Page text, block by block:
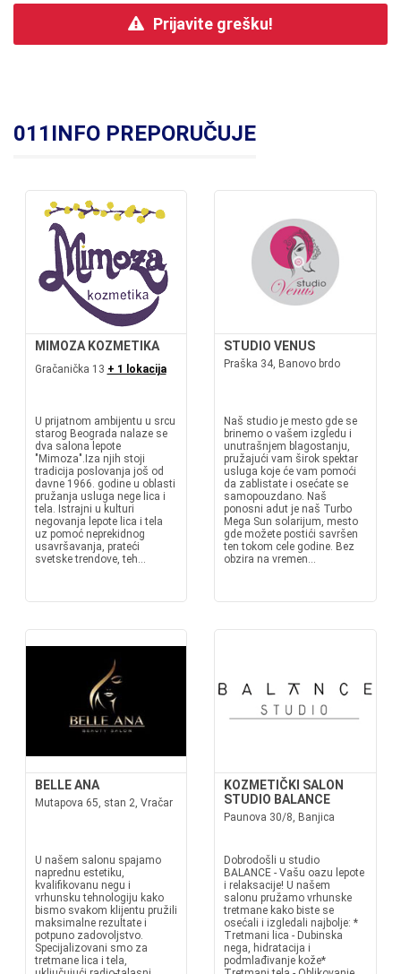
Prijavite grešku!
011INFO PREPORUČUJE
MIMOZA KOZMETIKA
Gračanička 13 + 1 lokacija
U prijatnom ambijentu u srcu
starog Beograda nalaze se
dva salona lepote
"Mimoza".Iza njih stoji
tradicija poslovanja još od
davne 1966. godine u oblasti
pružanja usluga nege lica i
tela. Istrajni u kulturi
negovanja lepote lica i tela
uz pomoć neprekidnog
usavršavanja, prateći
svetske trendove, teh...
STUDIO VENUS
Praška 34, Banovo brdo
Naš studio je mesto gde se
brinemo o vašem izgledu i
unutrašnjem blagostanju,
pružajući vam širok spektar
usluga koje će vam pomoći
da zablistate i osećate se
samopouzdano. Naš
ponosni adut je naš Turbo
Mega Sun solarijum, mesto
gde možete postići savršen
ten tokom cele godine. Bez
obzira na vremen...
BELLE ANA
Mutapova 65, stan 2, Vračar
U našem salonu spajamo
naprednu estetiku,
kvalifikovanu negu i
vrhunsku tehnologiju kako
bismo svakom klijentu pružili
maksimalne rezultate i
potpuno zadovoljstvo.
Specijalizovani smo za
tretmane lica i tela,
KOZMETIČKI SALON
STUDIO BALANCE
Paunova 30/8, Banjica
Dobrodošli u studio
BALANCE - Vašu oazu lepote
i relaksacije! U našem
salonu pružamo vrhunske
tretmane kako biste se
osećali i izgledali najbolje: *
Tretmani lica - Dubinska
nega, hidratacija i
podmlađivanje kože*